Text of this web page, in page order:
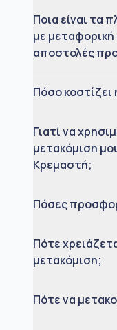
Ποια είναι τα
με μεταφορική
αποστολές
Πόσο
Γιατί να
μετακόμιση
Κρεμαστή;
Πόσες
Πότε
μετακόμιση;
Πότε να